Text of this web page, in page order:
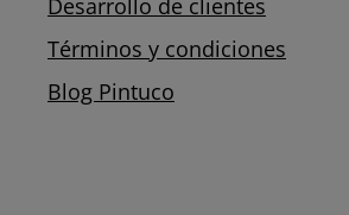
Términos y condiciones
Blog Pintuco